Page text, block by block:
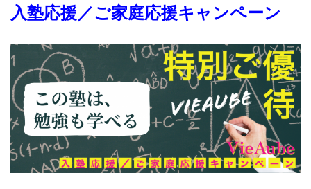
入塾応援／ご家庭応援キャンペーン